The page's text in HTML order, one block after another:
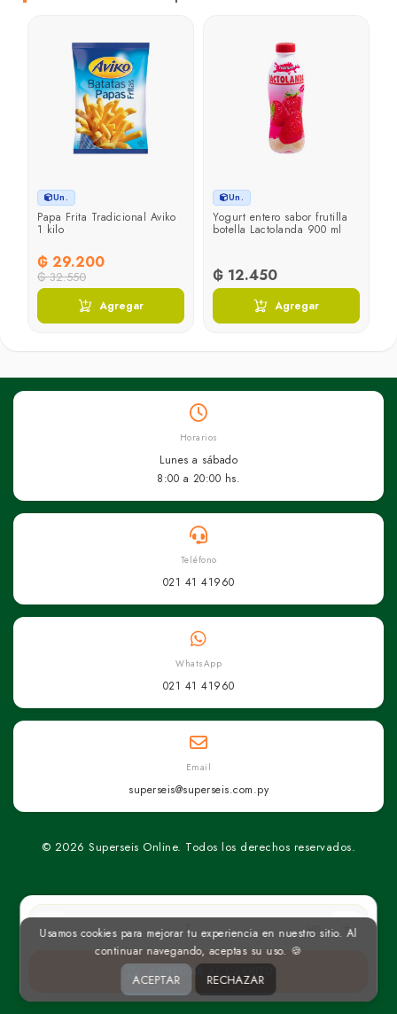
un
AGREGAR AL CARRITO
Un.
Papa Frita Tradicional Aviko
1 kilo
₲ 29.200
₲ 32.550
Agregar
Un.
Yogurt entero sabor frutilla
botella Lactolanda 900 ml
₲ 12.450
Agregar
Horarios
Lunes a sábado
8:00 a 20:00 hs.
Teléfono
021 41 41960
WhatsApp
021 41 41960
Email
superseis@superseis.com.py
© 2026 Superseis Online. Todos los derechos reservados.
Usamos cookies para mejorar tu experiencia en nuestro sitio. Al
continuar navegando, aceptas su uso. 🍪
ACEPTAR RECHAZAR